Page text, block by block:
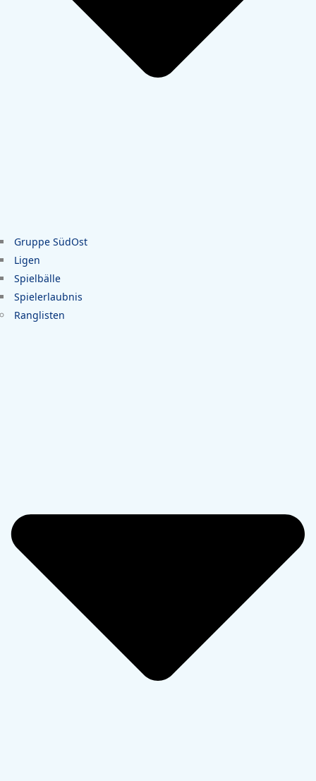
Gruppe SüdOst
Ligen
Spielbälle
Spielerlaubnis
Ranglisten